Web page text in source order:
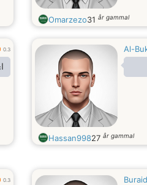
Omarzezo31 år gammal
0.3 Al-
Hassan99827 år gammal
0.3